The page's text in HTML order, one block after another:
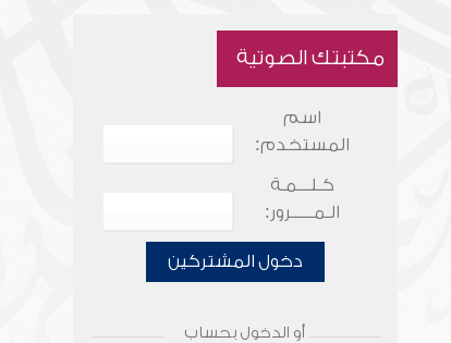
مكتبتك الصوتية
اسم
المستخدم:
كـلـــمـة
الـمـــــرور:
دخول المشتركين
أو الدخول بحساب